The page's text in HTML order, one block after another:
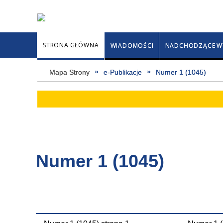
STRONA GŁÓWNA WIADOMOŚCI NADCHODZĄCE
Mapa Strony e-Publikacje Numer 1 (1045)
Numer 1 (1045)